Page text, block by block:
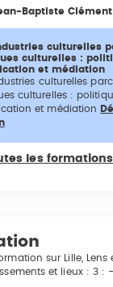
Baptiste
culturelles
culturelles :
et médiation
culturelles
culturelles :
et médiation
les formations
sur Lille, Lens
et lieux : 3 :